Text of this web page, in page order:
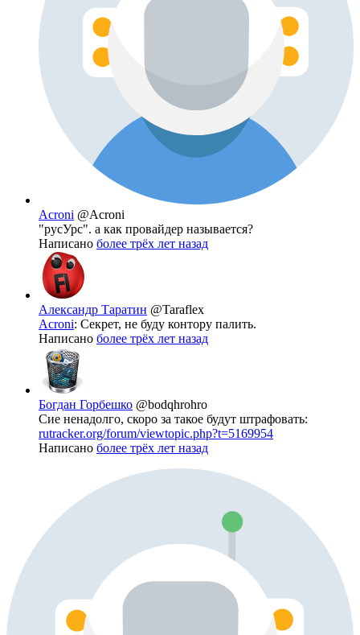
Acroni @Acroni
"русУрс". а как провайдер называется?
Написано более трёх лет назад
Александр Таратин @Taraflex
Acroni: Секрет, не буду контору палить.
Написано более трёх лет назад
Богдан Горбешко @bodqhrohro
Сие ненадолго, скоро за такое будут штрафовать:
rutracker.org/forum/viewtopic.php?t=5169954
Написано более трёх лет назад